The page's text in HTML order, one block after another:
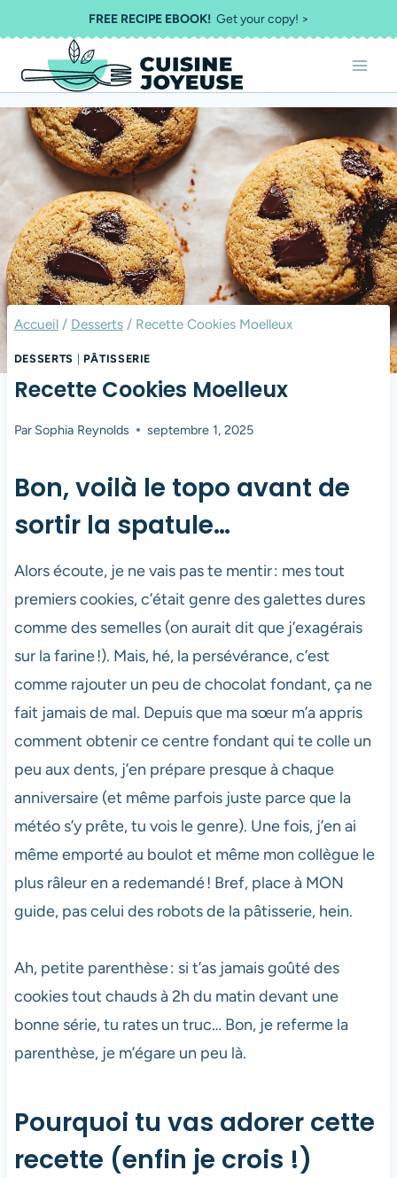
au
contenu
FREE RECIPE EBOOK!Get your copy! >
Accueil / Desserts / Recette Cookies Moelleux​
DESSERTS PÂTISSERIE
Recette Cookies Moelleux​
Par Sophia Reynolds septembre 1, 2025
Bon, voilà le topo avant de
sortir la spatule…
Alors écoute, je ne vais pas te mentir : mes tout
premiers cookies, c’était genre des galettes dures
comme des semelles (on aurait dit que j’exagérais
sur la farine !). Mais, hé, la persévérance, c’est
comme rajouter un peu de chocolat fondant, ça ne
fait jamais de mal. Depuis que ma sœur m’a appris
comment obtenir ce centre fondant qui te colle un
peu aux dents, j’en prépare presque à chaque
anniversaire (et même parfois juste parce que la
météo s’y prête, tu vois le genre). Une fois, j’en ai
même emporté au boulot et même mon collègue le
plus râleur en a redemandé ! Bref, place à MON
guide, pas celui des robots de la pâtisserie, hein.
Ah, petite parenthèse : si t’as jamais goûté des
cookies tout chauds à 2h du matin devant une
bonne série, tu rates un truc… Bon, je referme la
parenthèse, je m’égare un peu là.
Pourquoi tu vas adorer cette
recette (enfin je crois !)